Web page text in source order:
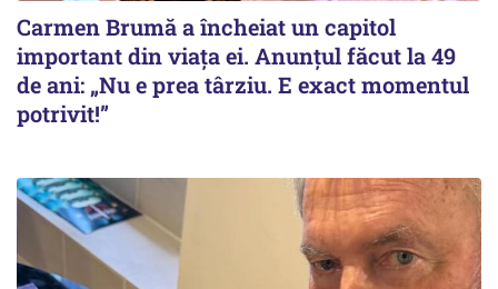
Carmen Brumă a încheiat un capitol
important din viața ei. Anunțul făcut la 49
de ani: „Nu e prea târziu. E exact momentul
potrivit!”